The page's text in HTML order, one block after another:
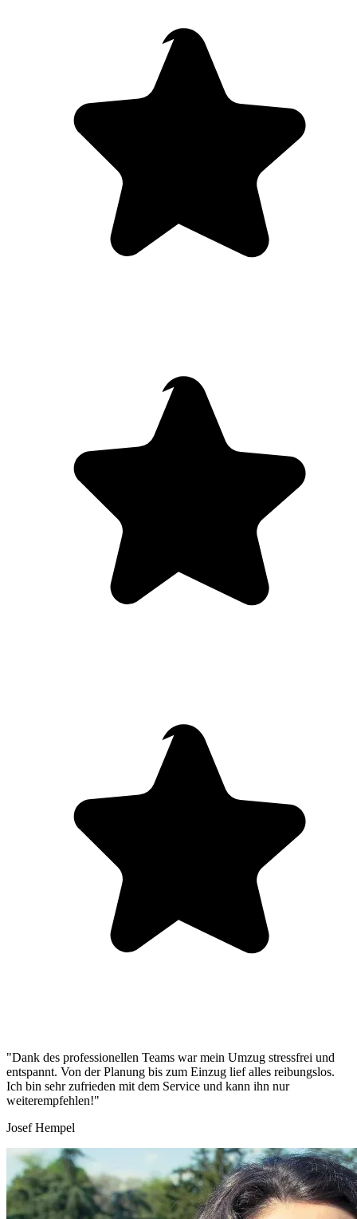
"Dank des professionellen Teams war mein Umzug stressfrei und
entspannt. Von der Planung bis zum Einzug lief alles reibungslos.
Ich bin sehr zufrieden mit dem Service und kann ihn nur
weiterempfehlen!"
Josef Hempel